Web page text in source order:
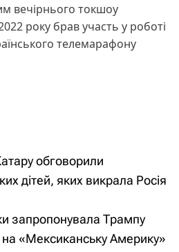
вечірнього токшоу
року брав участь у роботі
телемарафону
обговорили
дітей, яких викрала Росія
запропонувала Трампу
«Мексиканську Америку»